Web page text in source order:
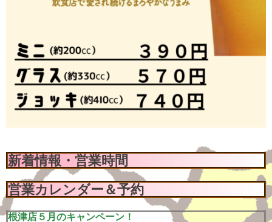
新着情報・営業時間
営業カレンダー＆予約
根津店５月のキャンペーン！